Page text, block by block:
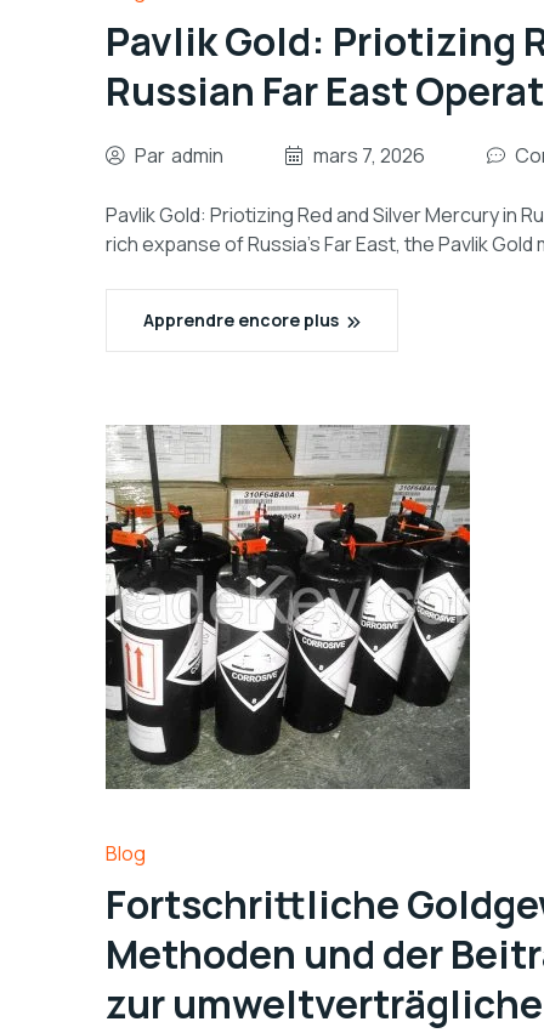
Pavlik Gold: Priotizing
Russian Far East
Par admin mars 7, 2026
Pavlik Gold: Priotizing Red and Silver Mercury in
rich expanse of Russia’s Far East, the Pavlik
Apprendre encore plus
Blog
Fortschrittliche
Methoden und der
zur